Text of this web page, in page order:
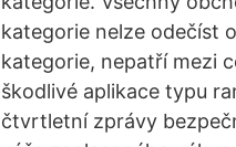
kategorie nelze odečíst
kategorie, nepatří mezi
škodlivé aplikace typu
čtvrtletní zprávy